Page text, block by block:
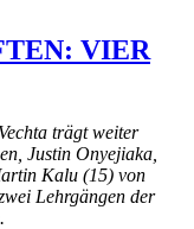
VIER
trägt weiter
Justin Onyejiaka,
Kalu (15) von
Lehrgängen der